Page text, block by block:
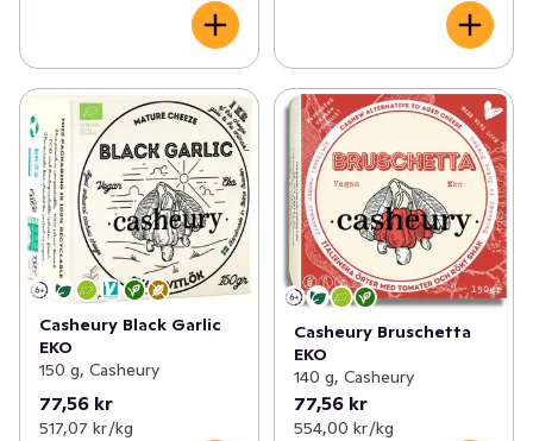
Casheury Black Garlic
EKO
150 g, Casheury
77,56 kr
517,07 kr /kg
Casheury Bruschetta
EKO
140 g, Casheury
77,56 kr
554,00 kr /kg